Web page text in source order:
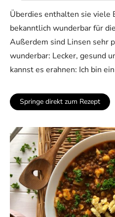
Überdies enthalten sie viele
bekanntlich wunderbar für
Außerdem sind Linsen sehr
wunderbar: Lecker, gesund
kannst es erahnen: Ich bin
Springe direkt zum Rezept